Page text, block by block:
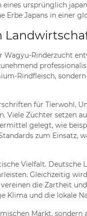
ursprünglich
Erbe Japans in einer
Rinderzucht
Rindfleisch,
für Tierwohl,
Züchter setzen
gelegt, wie
zum Einsatz,
Vielfalt.
Gleichzeitig
die Zartheit
Klima und die lokale
Markt,